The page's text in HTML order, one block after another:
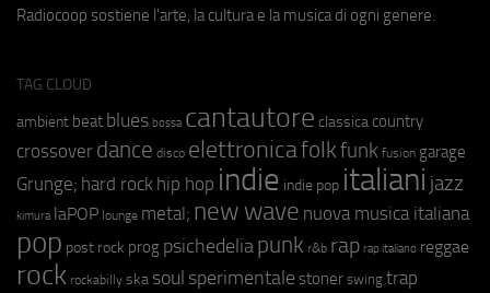
Radiocoop sostiene l'arte, la cultura e la musica di ogni genere.
TAG CLOUD
ambient beat blues bossa cantautore classica country
crossover dance disco elettronicafolkfunk fusion garage
Grunge; hard rock hip hop indie indie pop italiani jazz
kimura laPOP lounge metal; new wave nuova musica italiana
pop post rock prog psichedeliapunk r&b rap rap italiano reggae
rock rockabilly ska soul sperimentale stoner swing trap